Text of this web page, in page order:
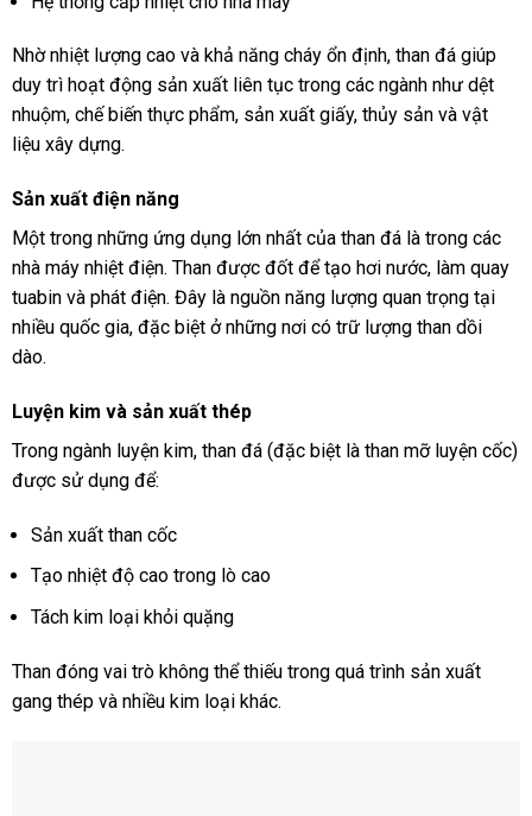
Nhờ nhiệt lượng cao và khả năng cháy ổn định, than đá giúp
duy trì hoạt động sản xuất liên tục trong các ngành như dệt
nhuộm, chế biến thực phẩm, sản xuất giấy, thủy sản và vật
liệu xây dựng.
Sản xuất điện năng
Một trong những ứng dụng lớn nhất của than đá là trong các
nhà máy nhiệt điện. Than được đốt để tạo hơi nước, làm quay
tuabin và phát điện. Đây là nguồn năng lượng quan trọng tại
nhiều quốc gia, đặc biệt ở những nơi có trữ lượng than dồi
dào.
Luyện kim và sản xuất thép
Trong ngành luyện kim, than đá (đặc biệt là than mỡ luyện cốc)
được sử dụng để:
Sản xuất than cốc
Tạo nhiệt độ cao trong lò cao
Tách kim loại khỏi quặng
Than đóng vai trò không thể thiếu trong quá trình sản xuất
gang thép và nhiều kim loại khác.